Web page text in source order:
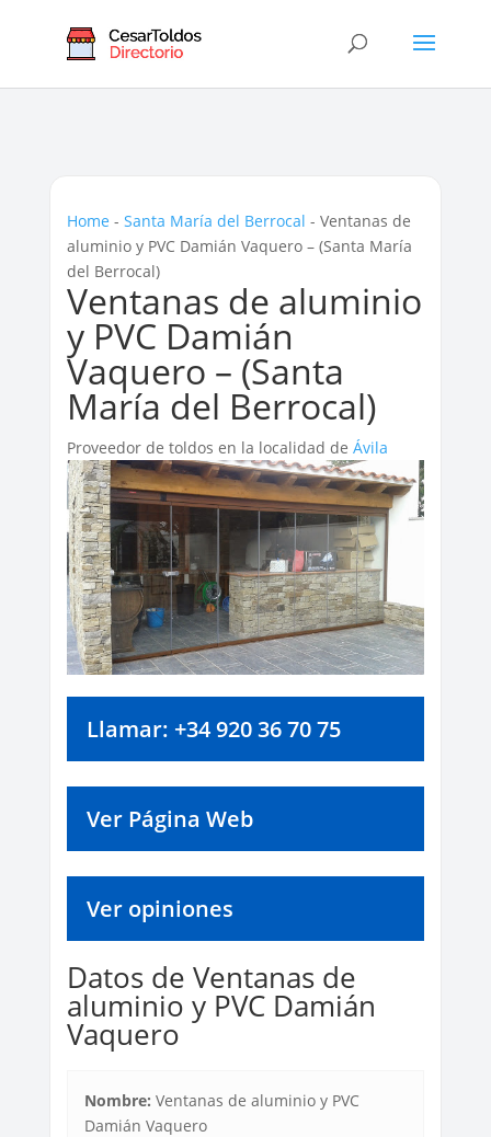
Home - Santa María del Berrocal - Ventanas de
aluminio y PVC Damián Vaquero – (Santa María
del Berrocal)
Ventanas de aluminio
y PVC Damián
Vaquero – (Santa
María del Berrocal)
Proveedor de toldos en la localidad de Ávila‎
Llamar: +34 920 36 70 75
Ver Página Web
Ver opiniones
Datos de Ventanas de
aluminio y PVC Damián
Vaquero
Nombre: Ventanas de aluminio y PVC
Damián Vaquero